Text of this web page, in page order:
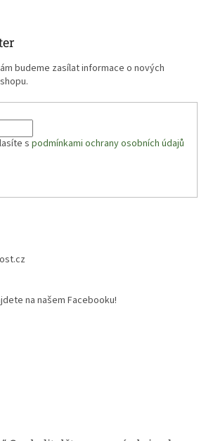
budeme zasílat informace o nových
s podmínkami ochrany osobních údajů
na našem Facebooku!